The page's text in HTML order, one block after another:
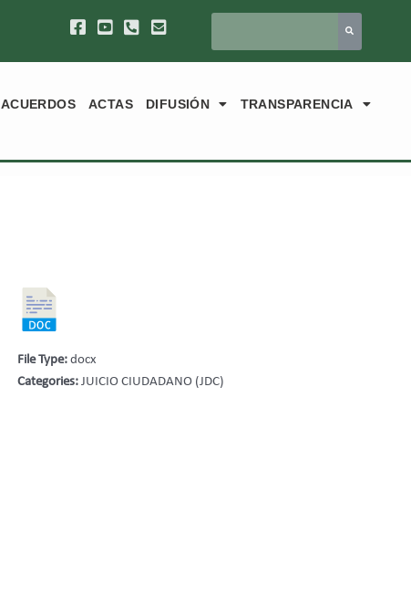
ACUERDOS ACTAS DIFUSIÓN TRANSPARENCIA
File Type:docx
Categories:JUICIO CIUDADANO (JDC)